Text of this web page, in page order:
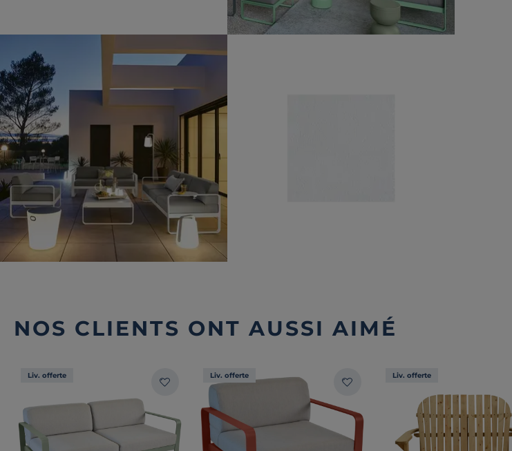
NOS CLIENTS ONT AUSSI AIMÉ
Liv. offerte Liv. offerte Liv. offerte